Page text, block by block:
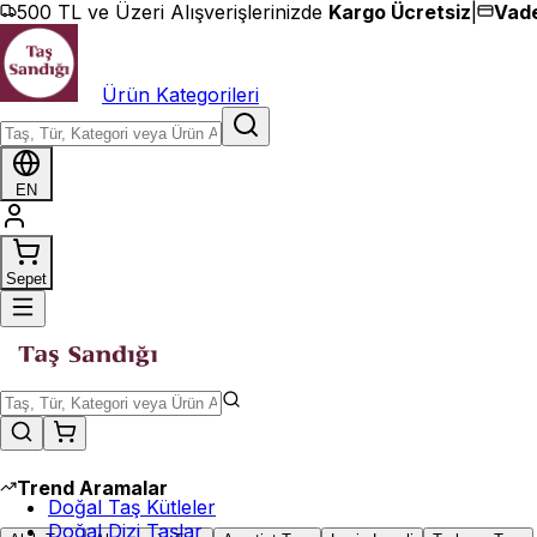
İçeriğe geç
500 TL ve Üzeri Alışverişlerinizde Kargo Ücretsiz
Ürün Kategorileri
EN
Sepet
Trend Aramalar
Doğal Taş Kütleler
Doğal Dizi Taşlar